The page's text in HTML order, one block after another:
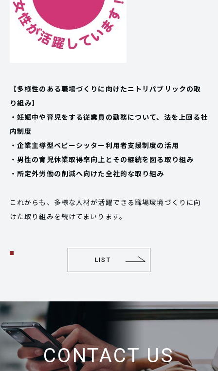
【多様性のある職場づくりに向けたニトリパブリックの取
り組み】
・妊娠中や育児をする従業員の勤務について、法を上回る社
内制度
・企業主導型ベビーシッター利用者支援制度の活用
・男性の育児休業取得率向上とその継続を図る取り組み
・所定外労働の削減へ向けた全社的な取り組み
これからも、多様な人材が活躍できる職場環境づくりに向
けた取り組みを続けてまいります。
LIST
CONTACT US